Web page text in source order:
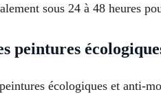
sous 24 à 48 heures
peintures
écologiques et anti-